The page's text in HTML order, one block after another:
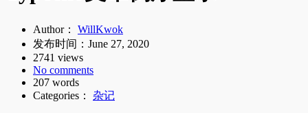
Author：
WillKwok
发布时间： June 27, 2020
2741 views
No comments
207 words
Categories：
杂记